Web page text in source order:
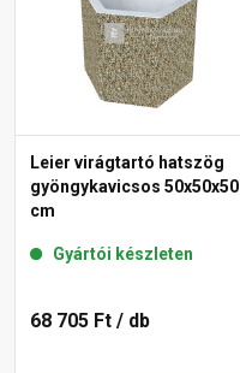
Leier virágtartó hatszög
gyöngykavicsos 50x50x50
cm
Gyártói készleten
68 705 Ft / db